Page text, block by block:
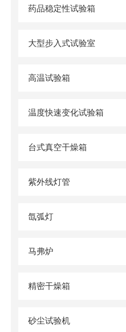
药品稳定性试验箱
大型步入式试验室
高温试验箱
温度快速变化试验箱
台式真空干燥箱
紫外线灯管
氙弧灯
马弗炉
精密干燥箱
砂尘试验机